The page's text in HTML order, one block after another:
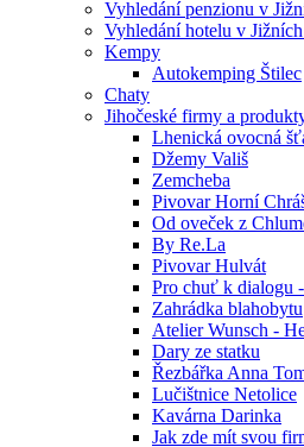
Vyhledání penzionu v
Vyhledání hotelu v
Kempy
Autokemping Štilec
Chaty
Jihočeské firmy a
Lhenická ovocná
Džemy Vališ
Zemcheba
Pivovar Horní
Od oveček z
By Re.La
Pivovar Hulvát
Pro chuť k dialogu
Zahrádka blahobytu
Atelier Wunsch -
Dary ze statku
Řezbářka Anna
Lučištnice Netolice
Kavárna Darinka
Jak zde mít svou